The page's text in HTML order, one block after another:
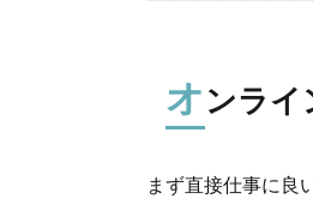
オンラ
まず直接仕事に良